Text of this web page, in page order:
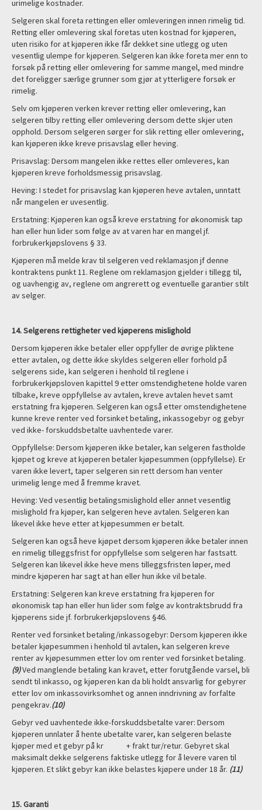
urimelige kostnader.
Selgeren skal foreta rettingen eller omleveringen innen rimelig tid.
Retting eller omlevering skal foretas uten kostnad for kjøperen,
uten risiko for at kjøperen ikke får dekket sine utlegg og uten
vesentlig ulempe for kjøperen. Selgeren kan ikke foreta mer enn to
forsøk på retting eller omlevering for samme mangel, med mindre
det foreligger særlige grunner som gjør at ytterligere forsøk er
rimelig.
Selv om kjøperen verken krever retting eller omlevering, kan
selgeren tilby retting eller omlevering dersom dette skjer uten
opphold. Dersom selgeren sørger for slik retting eller omlevering,
kan kjøperen ikke kreve prisavslag eller heving.
Prisavslag: Dersom mangelen ikke rettes eller omleveres, kan
kjøperen kreve forholdsmessig prisavslag.
Heving: I stedet for prisavslag kan kjøperen heve avtalen, unntatt
når mangelen er uvesentlig.
Erstatning: Kjøperen kan også kreve erstatning for økonomisk tap
han eller hun lider som følge av at varen har en mangel jf.
forbrukerkjøpslovens § 33.
Kjøperen må melde krav til selgeren ved reklamasjon jf denne
kontraktens punkt 11. Reglene om reklamasjon gjelder i tillegg til,
og uavhengig av, reglene om angrerett og eventuelle garantier stilt
av selger.
14. Selgerens rettigheter ved kjøperens mislighold
Dersom kjøperen ikke betaler eller oppfyller de øvrige pliktene
etter avtalen, og dette ikke skyldes selgeren eller forhold på
selgerens side, kan selgeren i henhold til reglene i
forbrukerkjøpsloven kapittel 9 etter omstendighetene holde varen
tilbake, kreve oppfyllelse av avtalen, kreve avtalen hevet samt
erstatning fra kjøperen. Selgeren kan også etter omstendighetene
kunne kreve renter ved forsinket betaling, inkassogebyr og gebyr
ved ikke- forskuddsbetalte uavhentede varer.
Oppfyllelse: Dersom kjøperen ikke betaler, kan selgeren fastholde
kjøpet og kreve at kjøperen betaler kjøpesummen (oppfyllelse). Er
varen ikke levert, taper selgeren sin rett dersom han venter
urimelig lenge med å fremme kravet.
Heving: Ved vesentlig betalingsmislighold eller annet vesentlig
mislighold fra kjøper, kan selgeren heve avtalen. Selgeren kan
likevel ikke heve etter at kjøpesummen er betalt.
Selgeren kan også heve kjøpet dersom kjøperen ikke betaler innen
en rimelig tilleggsfrist for oppfyllelse som selgeren har fastsatt.
Selgeren kan likevel ikke heve mens tilleggsfristen løper, med
mindre kjøperen har sagt at han eller hun ikke vil betale.
Erstatning: Selgeren kan kreve erstatning fra kjøperen for
økonomisk tap han eller hun lider som følge av kontraktsbrudd fra
kjøperens side jf. forbrukerkjøpslovens §46.
Renter ved forsinket betaling/inkassogebyr: Dersom kjøperen ikke
betaler kjøpesummen i henhold til avtalen, kan selgeren kreve
renter av kjøpesummen etter lov om renter ved forsinket betaling.
(9)Ved manglende betaling kan kravet, etter forutgående varsel, bli
sendt til inkasso, og kjøperen kan da bli holdt ansvarlig for gebyrer
etter lov om inkassovirksomhet og annen inndrivning av forfalte
pengekrav.(10)
Gebyr ved uavhentede ikke-forskuddsbetalte varer: Dersom
kjøperen unnlater å hente ubetalte varer, kan selgeren belaste
kjøper med et gebyr på kr + frakt tur/retur. Gebyret skal
maksimalt dekke selgerens faktiske utlegg for å levere varen til
kjøperen. Et slikt gebyr kan ikke belastes kjøpere under 18 år. (11)
15. Garanti